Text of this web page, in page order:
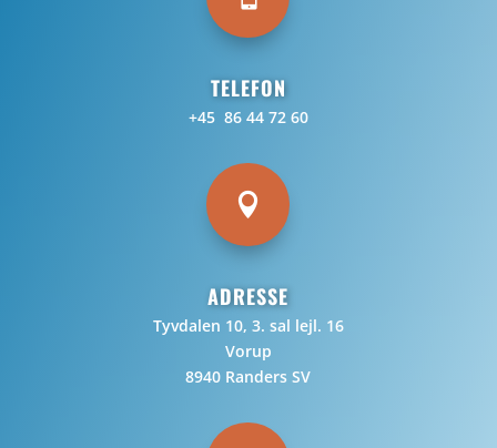
TELEFON
+45 86 44 72 60

ADRESSE
Tyvdalen 10, 3. sal lejl. 16
Vorup
8940 Randers SV